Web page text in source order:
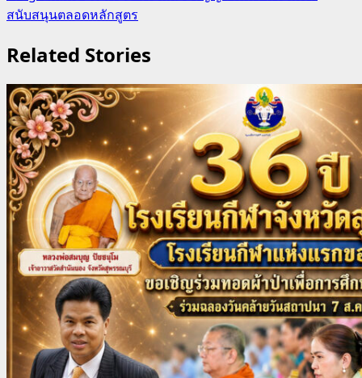
สนับสนุนตลอดหลักสูตร
Related Stories